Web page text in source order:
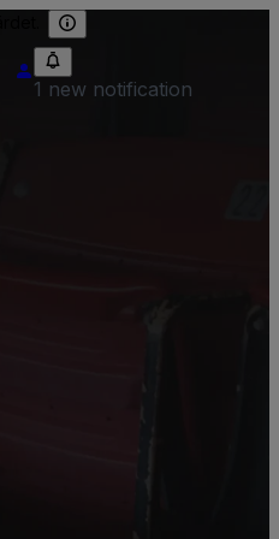
1 new notification